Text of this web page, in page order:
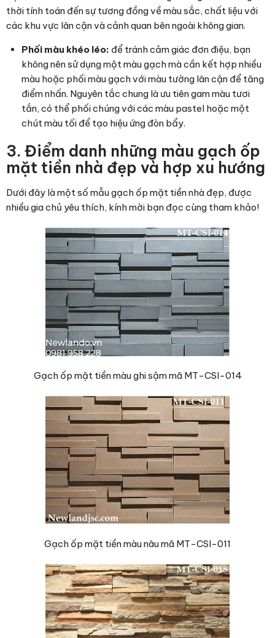
thời tính toán đến sự tương đồng về màu sắc, chất liệu với
các khu vực lân cận và cảnh quan bên ngoài không gian.
Phối màu khéo léo: để tránh cảm giác đơn điệu, bạn
không nên sử dụng một màu gạch mà cần kết hợp nhiều
màu hoặc phối màu gạch với màu tường lân cận để tăng
điểm nhấn. Nguyên tắc chung là ưu tiên gam màu tươi
tắn, có thể phối chúng với các màu pastel hoặc một
chút màu tối để tạo hiệu ứng đòn bẩy.
3. Điểm danh những màu gạch ốp
mặt tiền nhà đẹp và hợp xu hướng
Dưới đây là một số mẫu gạch ốp mặt tiền nhà đẹp, được
nhiều gia chủ yêu thích, kính mời bạn đọc cùng tham khảo!
Gạch ốp mặt tiền màu ghi sậm mã MT-CSI-014
Gạch ốp mặt tiền màu nâu mã MT-CSI-011